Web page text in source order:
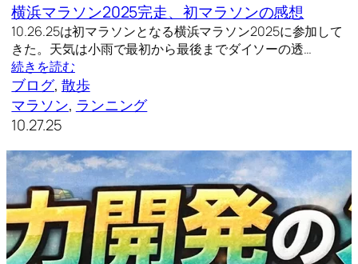
横浜マラソン2025完走、初マラソンの感想
10.26.25は初マラソンとなる横浜マラソン2025に参加して
きた。天気は小雨で最初から最後までダイソーの透…
続きを読む
ブログ, 散歩
マラソン, ランニング
10.27.25